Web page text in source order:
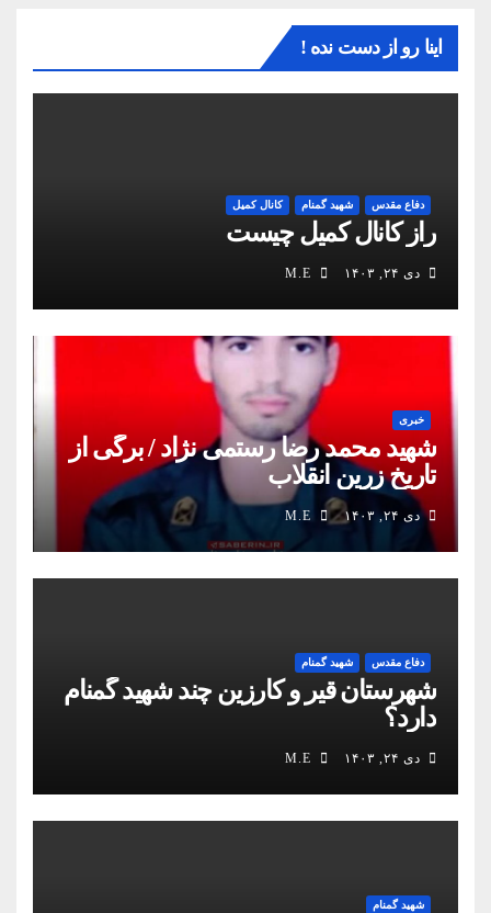
اینا رو از دست نده !
دفاع مقدس شهید گمنام کانال کمیل
راز کانال کمیل چیست
دی ۲۴, ۱۴۰۳
خبری
شهید محمد رضا رستمی نژاد / برگی از
تاریخ زرین انقلاب
دی ۲۴, ۱۴۰۳
دفاع مقدس شهید گمنام
شهرستان قیر و کارزین چند شهید گمنام
دارد؟
دی ۲۴, ۱۴۰۳
شهید گمنام